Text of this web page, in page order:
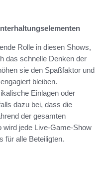
Rolle in diesen Shows,
das schnelle Denken der
sie den Spaßfaktor und
bleiben.
Einlagen oder
dazu bei, dass die
der gesamten
wird jede Live-Game-Show
für alle Beteiligten.